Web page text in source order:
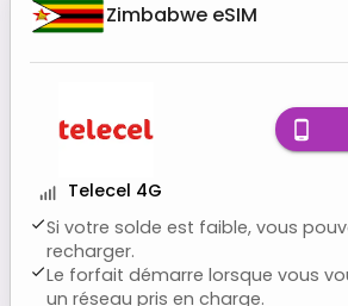
Zimbabwe eSIM
Telecel 4G
Si votre solde est faible, vous
recharger.
Le forfait démarre lorsque vous
un réseau pris en charge.